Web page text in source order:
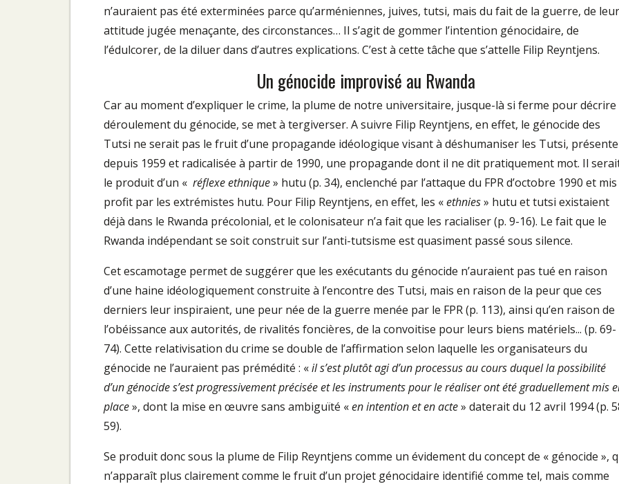
n’auraient pas été exterminées parce qu’arméniennes, juives, tutsi, mais du fait de la guerre, de leur
attitude jugée menaçante, des circonstances… Il s’agit de gommer l’intention génocidaire, de
l’édulcorer, de la diluer dans d’autres explications. C’est à cette tâche que s’attelle Filip Reyntjens.
Un génocide improvisé au Rwanda
Car au moment d’expliquer le crime, la plume de notre universitaire, jusque-là si ferme pour décrire
déroulement du génocide, se met à tergiverser. A suivre Filip Reyntjens, en effet, le génocide des
Tutsi ne serait pas le fruit d’une propagande idéologique visant à déshumaniser les Tutsi, présente
depuis 1959 et radicalisée à partir de 1990, une propagande dont il ne dit pratiquement mot. Il
le produit d’un « réflexe ethnique» hutu (p. 34), enclenché par l’attaque du FPR d’octobre 1990 et mis
profit par les extrémistes hutu. Pour Filip Reyntjens, en effet, les «ethnies» hutu et tutsi existaient
déjà dans le Rwanda précolonial, et le colonisateur n’a fait que les racialiser (p. 9-16). Le fait que le
Rwanda indépendant se soit construit sur l’anti-tutsisme est quasiment passé sous silence.
Cet escamotage permet de suggérer que les exécutants du génocide n’auraient pas tué en raison
d’une haine idéologiquement construite à l’encontre des Tutsi, mais en raison de la peur que ces
derniers leur inspiraient, une peur née de la guerre menée par le FPR (p. 113), ainsi qu’en raison de
l’obéissance aux autorités, de rivalités foncières, de la convoitise pour leurs biens matériels... (p. 69-
74). Cette relativisation du crime se double de l’affirmation selon laquelle les organisateurs du
génocide ne l’auraient pas prémédité : «il s’est plutôt agi d’un processus au cours duquel la possibilité
d’un génocide s’est progressivement précisée et les instruments pour le réaliser ont été graduellement mis
place», dont la mise en œuvre sans ambiguïté «en intention et en acte» daterait du 12 avril 1994 (p.
59).
Se produit donc sous la plume de Filip Reyntjens comme un évidement du concept de « génocide »,
n’apparaît plus clairement comme le fruit d’un projet génocidaire identifié comme tel, mais comme